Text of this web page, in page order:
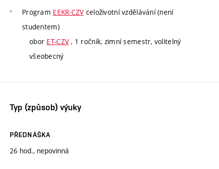
Program EEKR-CZV celoživotní vzdělávání (není
studentem)
obor ET-CZV , 1 ročník, zimní semestr, volitelný
všeobecný
Typ (způsob) výuky
PŘEDNÁŠKA
26 hod., nepovinná